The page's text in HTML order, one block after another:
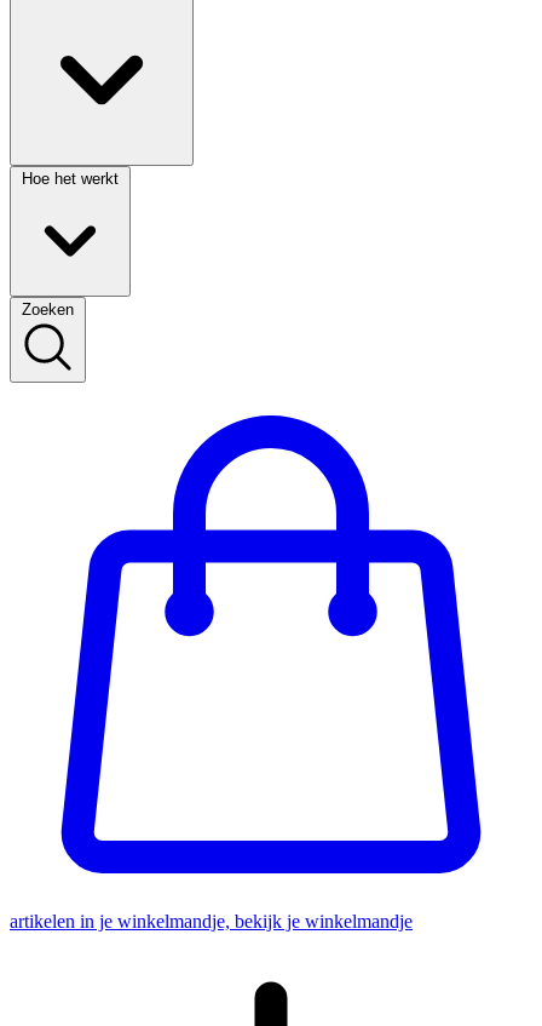
Hoe het werkt
Zoeken
artikelen in je winkelmandje, bekijk je winkelmandje